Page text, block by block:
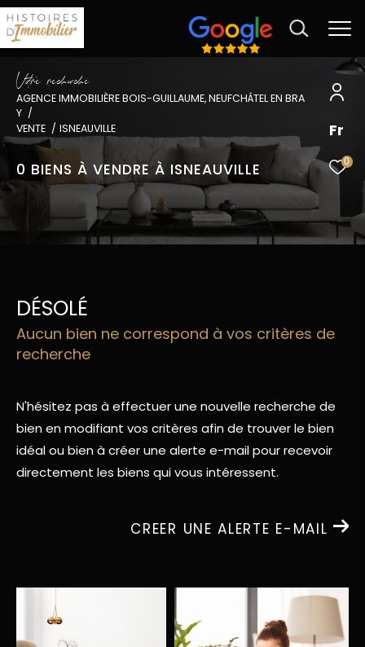
Fr
0
Vore recece
AGENCE IMMOBILIÈRE BOIS-GUILLAUME, NEUFCHÂTEL EN BRA
Y
VENTE
ISNEAUVILLE
0 BIENS À VENDRE À ISNEAUVILLE
DÉSOLÉ
Aucun bien ne correspond à vos critères de
recherche
N'hésitez pas à effectuer une nouvelle recherche de
bien en modifiant vos critères afin de trouver le bien
idéal ou bien à créer une alerte e-mail pour recevoir
directement les biens qui vous intéressent.
CREER UNE ALERTE E-MAIL